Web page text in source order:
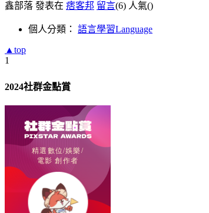
鑫部落 發表在 痞客邦 留言(6) 人氣()
個人分類： 語言學習Language
▲top
1
2024社群金點賞